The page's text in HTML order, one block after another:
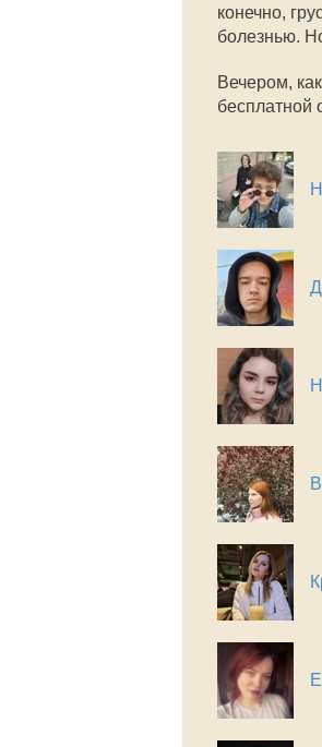
конечно,
болезнью.
Вечером,
бесплатной